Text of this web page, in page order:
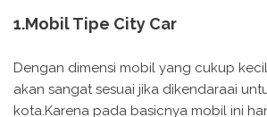
1.Mobil Tipe City Car
Dengan dimensi mobil yang cukup
akan sangat sesuai jika dikendaraai
kota.Karena pada basicnya mobil ini